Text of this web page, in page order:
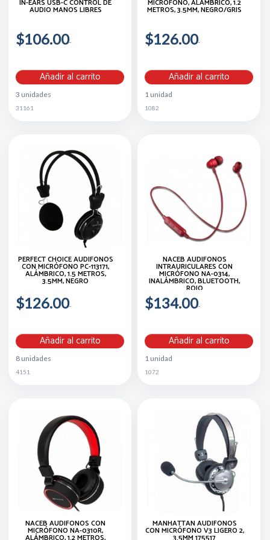
IN-EARS USB-C CONTROL DE
AUDIO MANOS LIBRES
$106.00
Añadir al carrito
3 unidades
31161
MICRÓFONO, ALÁMBRICO, 1.2
METROS, 3.5MM, NEGRO/GRIS
$126.00
Añadir al carrito
1 unidad
1082
PERFECT CHOICE AUDÍFONOS
CON MICRÓFONO PC-113171,
ALÁMBRICO, 1.5 METROS,
3.5MM, NEGRO
$126.00
Añadir al carrito
8 unidades
4151
NACEB AUDÍFONOS
INTRAURICULARES CON
MICRÓFONO NA-0314,
INALÁMBRICO, BLUETOOTH,
ROJO
$134.00
Añadir al carrito
1 unidad
1072
NACEB AUDÍFONOS CON
MICRÓFONO NA-0310R,
ALÁMBRICO, 1.2 METROS,
MANHATTAN AUDÍFONOS
CON MICRÓFONO V3 LIGERO 2,
3.5MM 175517